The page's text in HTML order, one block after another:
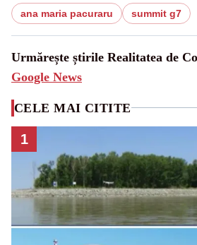
ana maria pacuraru summit g7
Urmărește știrile Realitatea de
Google News
CELE MAI CITITE
1